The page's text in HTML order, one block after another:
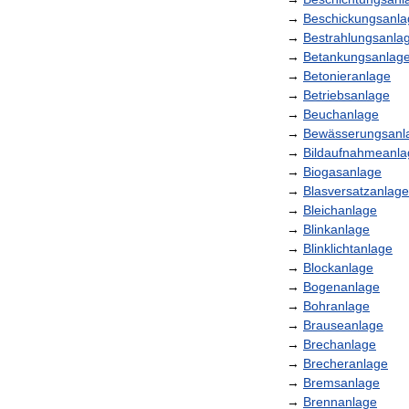
→
→
→
→ Betonieranlage
→ Betriebsanlage
→ Beuchanlage
→
→
→ Biogasanlage
→ Blasversatzanlage
→ Bleichanlage
→ Blinkanlage
→ Blinklichtanlage
→ Blockanlage
→ Bogenanlage
→ Bohranlage
→ Brauseanlage
→ Brechanlage
→ Brecheranlage
→ Bremsanlage
→ Brennanlage